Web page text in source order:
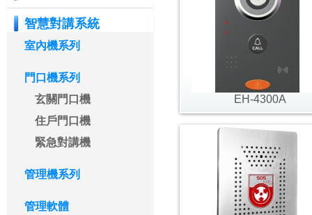
智慧對講系統
室內機系列
門口機系列
玄關門口機
住戶門口機
緊急對講機
管理機系列
管理軟體
EH-4300A